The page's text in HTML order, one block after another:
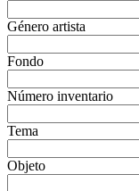
Género artista
Fondo
Número inventario
Tema
Objeto